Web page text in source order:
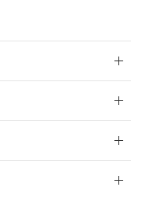
客様との取
、
ロードするこ
含有証明書
準）
有を証明す
エステル類４
の期間は出